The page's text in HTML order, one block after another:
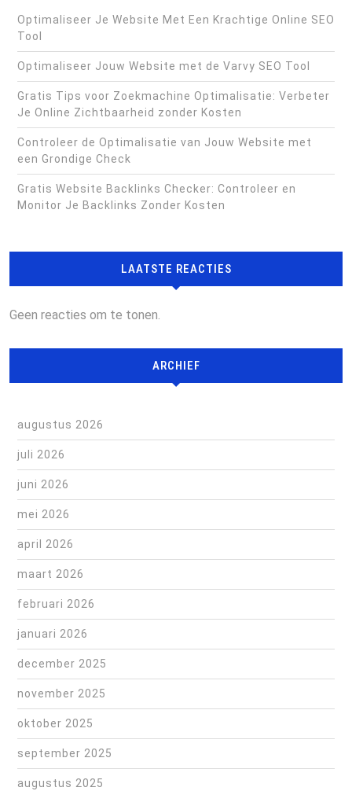
Optimaliseer Je Website Met Een Krachtige Online SEO
Tool
Optimaliseer Jouw Website met de Varvy SEO Tool
Gratis Tips voor Zoekmachine Optimalisatie: Verbeter
Je Online Zichtbaarheid zonder Kosten
Controleer de Optimalisatie van Jouw Website met
een Grondige Check
Gratis Website Backlinks Checker: Controleer en
Monitor Je Backlinks Zonder Kosten
LAATSTE REACTIES
Geen reacties om te tonen.
ARCHIEF
augustus 2026
juli 2026
juni 2026
mei 2026
april 2026
maart 2026
februari 2026
januari 2026
december 2025
november 2025
oktober 2025
september 2025
augustus 2025